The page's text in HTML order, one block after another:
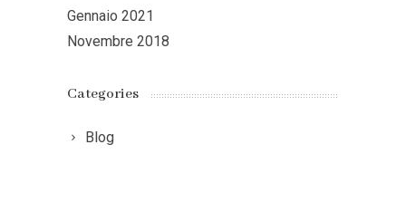
Gennaio 2021
Novembre 2018
Categories
Blog